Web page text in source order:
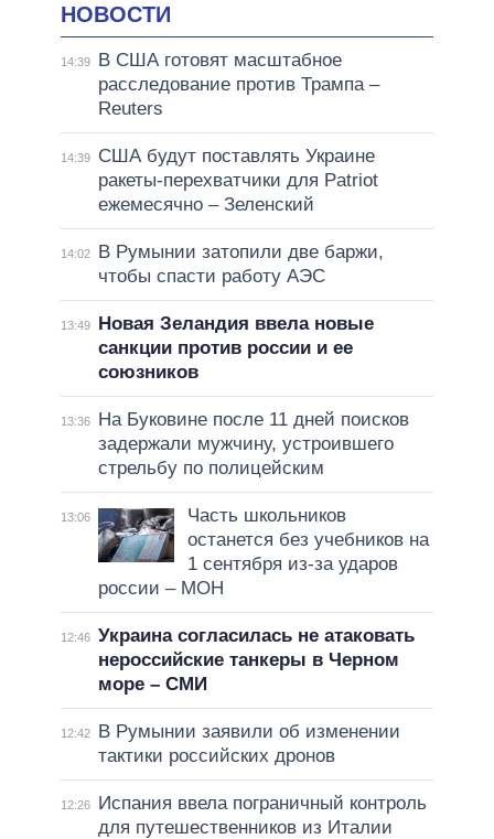
НОВОСТИ
14:39
В США готовят масштабное
расследование против Трампа –
Reuters
14:39
США будут поставлять Украине
ракеты-перехватчики для Patriot
ежемесячно – Зеленский
14:02
В Румынии затопили две баржи,
чтобы спасти работу АЭС
13:49
Новая Зеландия ввела новые
санкции против россии и ее
союзников
13:36
На Буковине после 11 дней поисков
задержали мужчину, устроившего
стрельбу по полицейским
13:06
Часть школьников
останется без учебников на
1 сентября из-за ударов
россии – МОН
12:46 Украина согласилась не атаковать
нероссийские танкеры в Черном
море – СМИ
12:42
В Румынии заявили об изменении
тактики российских дронов
12:26
Испания ввела пограничный контроль
для путешественников из Италии